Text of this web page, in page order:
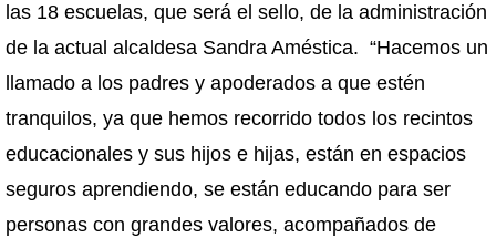
las 18 escuelas, que será el sello, de la administración
de la actual alcaldesa Sandra Améstica. “Hacemos un
llamado a los padres y apoderados a que estén
tranquilos, ya que hemos recorrido todos los recintos
educacionales y sus hijos e hijas, están en espacios
seguros aprendiendo, se están educando para ser
personas con grandes valores, acompañados de